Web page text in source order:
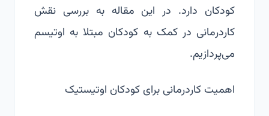
کودکان دارد. در این مقاله به بررسی نقش
کاردرمانی در کمک به کودکان مبتلا به اوتیسم
می‌پردازیم.
اهمیت کاردرمانی برای کودکان اوتیستیک